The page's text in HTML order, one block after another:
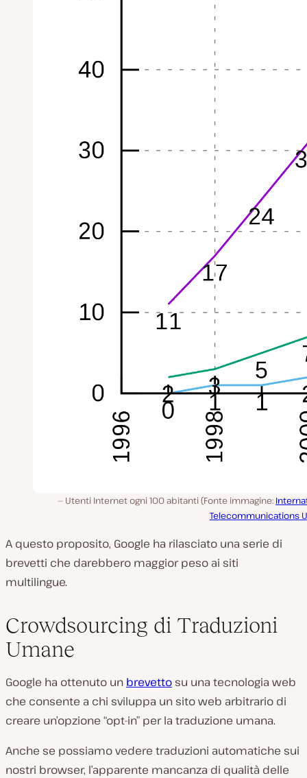
Utenti Internet ogni 100 abitanti (Fonte immagine:
Telecommunications
A questo proposito, Google ha rilasciato una serie di
brevetti che darebbero maggior peso ai siti
multilingue.
Crowdsourcing di Traduzioni
Umane
Google ha ottenuto un brevetto su una tecnologia web
che consente a chi sviluppa un sito web arbitrario di
creare un’opzione “opt-in” per la traduzione umana.
Anche se possiamo vedere traduzioni automatiche sui
nostri browser, l’apparente mancanza di qualità delle